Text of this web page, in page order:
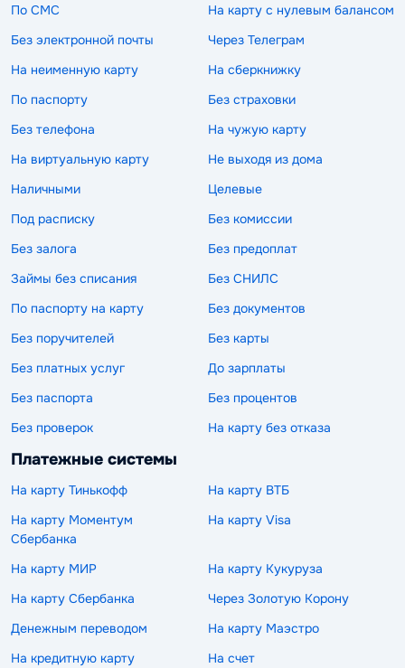
По СМС
На карту с нулевым балансом
Без электронной почты
Через Телеграм
На неименную карту
На сберкнижку
По паспорту
Без страховки
Без телефона
На чужую карту
На виртуальную карту
Не выходя из дома
Наличными
Целевые
Под расписку
Без комиссии
Без залога
Без предоплат
Займы без списания
Без СНИЛС
По паспорту на карту
Без документов
Без поручителей
Без карты
Без платных услуг
До зарплаты
Без паспорта
Без процентов
Без проверок
На карту без отказа
Платежные системы
На карту Тинькофф
На карту ВТБ
На карту Моментум
Сбербанка
На карту Visa
На карту МИР
На карту Кукуруза
На карту Сбербанка
Через Золотую Корону
Денежным переводом
На карту Маэстро
На кредитную карту
На счет